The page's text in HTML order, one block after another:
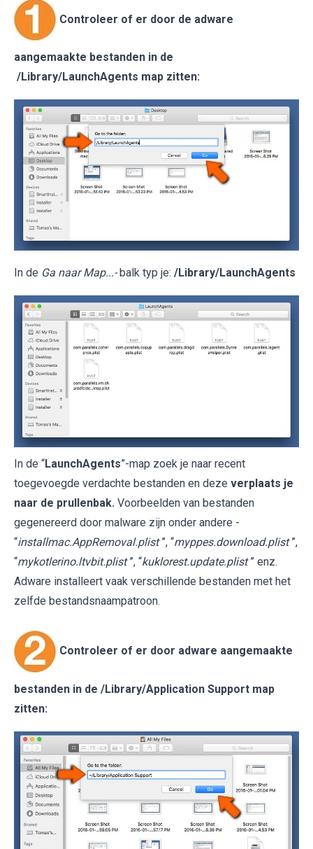
Controleer of er door de adware
aangemaakte bestanden in de
/Library/LaunchAgents map zitten:
In de Ga naar Map...- balk typ je: /Library/LaunchAgents
In de “LaunchAgents”-map zoek je naar recent
toegevoegde verdachte bestanden en deze verplaats je
naar de prullenbak. Voorbeelden van bestanden
gegenereerd door malware zijn onder andere -
“installmac.AppRemoval.plist ”, “myppes.download.plist ”,
“mykotlerino.ltvbit.plist ”, “kuklorest.update.plist ” enz.
Adware installeert vaak verschillende bestanden met het
zelfde bestandsnaampatroon.
Controleer of er door adware aangemaakte
bestanden in de /Library/Application Support map
zitten: